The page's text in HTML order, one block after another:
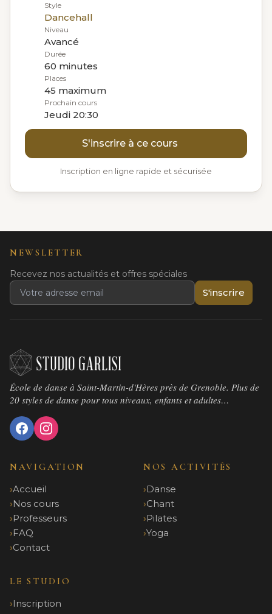
Style
Dancehall
Niveau
Avancé
Durée
60 minutes
Places
45 maximum
Prochain cours
Jeudi 20:30
S'inscrire à ce cours
Inscription en ligne rapide et sécurisée
NEWSLETTER
Recevez nos actualités et offres spéciales
S'inscrire
École de danse à Saint-Martin-d'Hères près de Grenoble. Plus de
20 styles de danse pour tous niveaux, enfants et adultes…
NAVIGATION
Accueil
Nos cours
Professeurs
FAQ
Contact
NOS ACTIVITÉS
Danse
Chant
Pilates
Yoga
LE STUDIO
Inscription